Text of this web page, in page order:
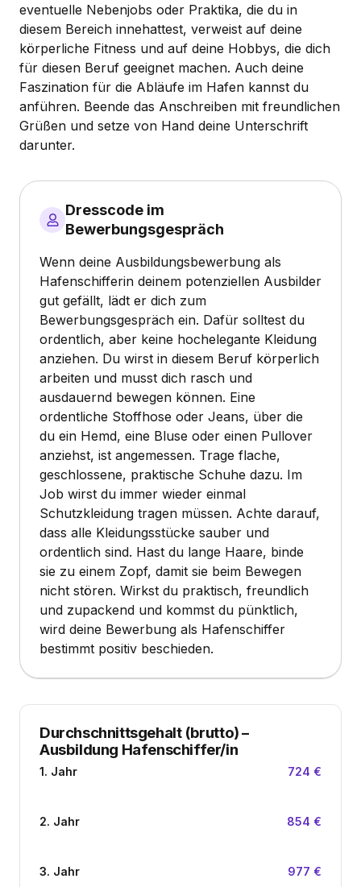
eventuelle Nebenjobs oder Praktika, die du in
diesem Bereich innehattest, verweist auf deine
körperliche Fitness und auf deine Hobbys, die dich
für diesen Beruf geeignet machen. Auch deine
Faszination für die Abläufe im Hafen kannst du
anführen. Beende das Anschreiben mit freundlichen
Grüßen und setze von Hand deine Unterschrift
darunter.
Dresscode im
Bewerbungsgespräch
Wenn deine Ausbildungsbewerbung als
Hafenschifferin deinem potenziellen Ausbilder
gut gefällt, lädt er dich zum
Bewerbungsgespräch ein. Dafür solltest du
ordentlich, aber keine hochelegante Kleidung
anziehen. Du wirst in diesem Beruf körperlich
arbeiten und musst dich rasch und
ausdauernd bewegen können. Eine
ordentliche Stoffhose oder Jeans, über die
du ein Hemd, eine Bluse oder einen Pullover
anziehst, ist angemessen. Trage flache,
geschlossene, praktische Schuhe dazu. Im
Job wirst du immer wieder einmal
Schutzkleidung tragen müssen. Achte darauf,
dass alle Kleidungsstücke sauber und
ordentlich sind. Hast du lange Haare, binde
sie zu einem Zopf, damit sie beim Bewegen
nicht stören. Wirkst du praktisch, freundlich
und zupackend und kommst du pünktlich,
wird deine Bewerbung als Hafenschiffer
bestimmt positiv beschieden.
Durchschnittsgehalt (brutto)–
Ausbildung Hafenschiffer/in
1. Jahr 724 €
2. Jahr 854 €
3. Jahr 977 €